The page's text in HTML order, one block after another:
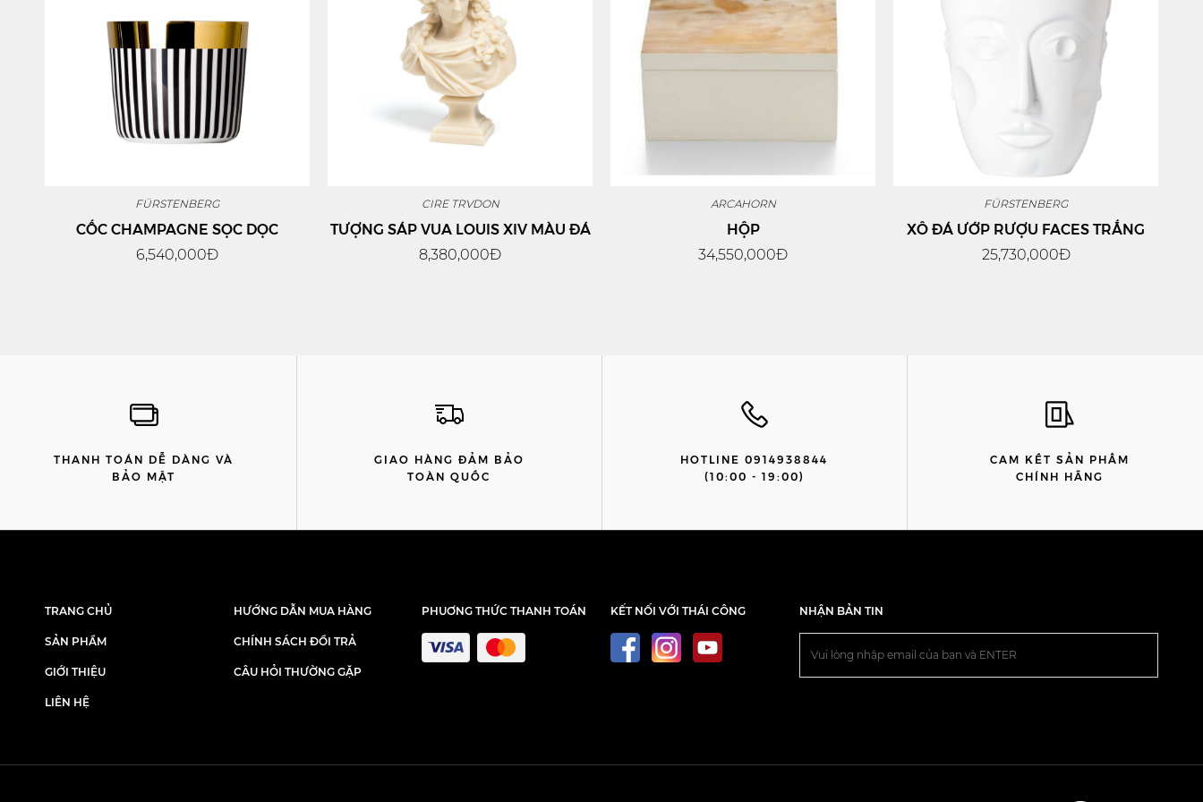
FÜRSTENBERG
CỐC CHAMPAGNE SỌC DỌC
6,540,000Đ
CIRE TRVDON
TƯỢNG SÁP VUA LOUIS XIV MÀU ĐÁ
8,380,000Đ
ARCAHORN
HỘP
34,550,000Đ
FÜRSTENBERG
XÔ ĐÁ ƯỚP RƯỢU FACES TRẮNG
25,730,000Đ
THANH TOÁN DỄ DÀNG VÀ
BẢO MẬT
GIAO HÀNG ĐẢM BẢO
TOÀN QUỐC
HOTLINE 0914938844
(10:00 - 19:00)
CAM KẾT SẢN PHẨM
CHÍNH HÃNG
TRANG CHỦ
SẢN PHẨM
GIỚI THIỆU
LIÊN HỆ
HƯỚNG DẪN MUA HÀNG
CHÍNH SÁCH ĐỔI TRẢ
CÂU HỎI THƯỜNG GẶP
PHUƠNG THỨC THANH TOÁN KẾT NỐI VỚI THÁI CÔNG NHẬN BẢN TIN